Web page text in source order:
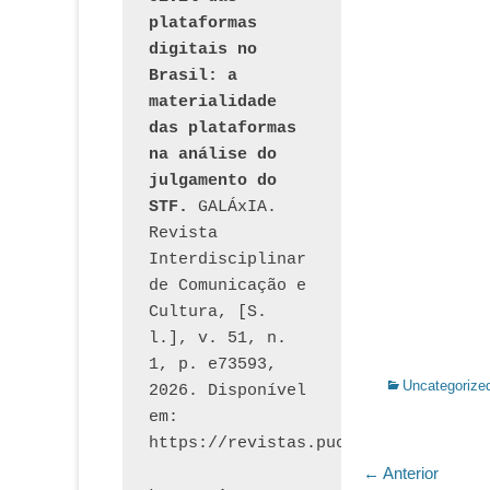
Categorias:
← Anterior
plataformas
digitais no
Brasil: a
materialidade
das plataformas
na análise do
julgamento do
STF.
GALÁxIA.
Revista
Interdisciplinar
de Comunicação e
Cultura, [S.
l.], v. 51, n.
1, p. e73593,
2026. Disponível
em: